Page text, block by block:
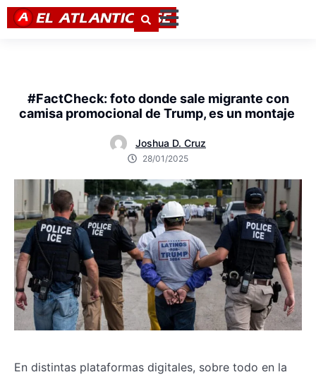
#FactCheck: foto donde sale migrante con
camisa promocional de Trump, es un montaje
Joshua D. Cruz
28/01/2025
En distintas plataformas digitales, sobre todo en la